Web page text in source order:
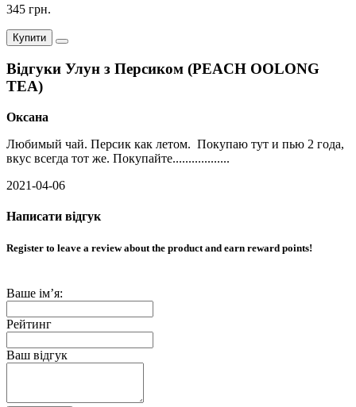
345 грн.
Купити
Відгуки Улун з Персиком (PEACH OOLONG
TEA)
Оксана
Любимый чай. Персик как летом. Покупаю тут и пью 2 года,
вкус всегда тот же. Покупайте..................
2021-04-06
Написати відгук
Register to leave a review about the product and earn reward points!
Ваше ім’я:
Рейтинг
Ваш відгук